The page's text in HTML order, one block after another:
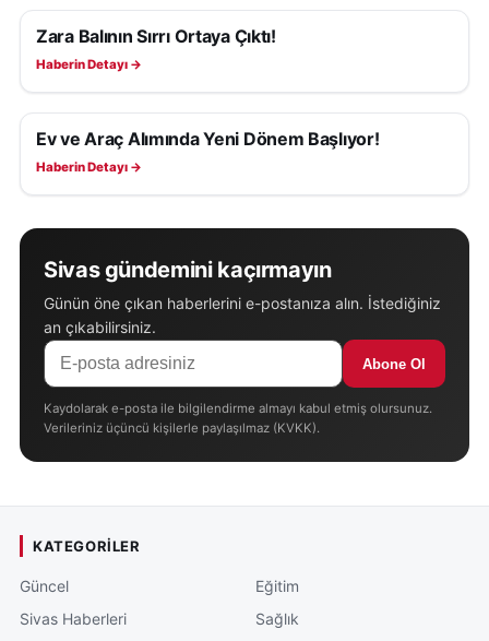
EKONOMI
Zara Balının Sırrı Ortaya Çıktı!
Haberin Detayı →
EKONOMI
Ev ve Araç Alımında Yeni Dönem Başlıyor!
Haberin Detayı →
Sivas gündemini kaçırmayın
Günün öne çıkan haberlerini e-postanıza alın. İstediğiniz
an çıkabilirsiniz.
Abone Ol
Kaydolarak e-posta ile bilgilendirme almayı kabul etmiş olursunuz.
Verileriniz üçüncü kişilerle paylaşılmaz (KVKK).
KATEGORILER
Güncel
Sivas Haberleri
Eğitim
Sağlık